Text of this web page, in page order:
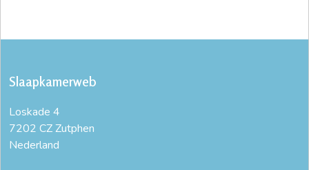
Slaapkamerweb
Loskade 4
7202 CZ Zutphen
Nederland